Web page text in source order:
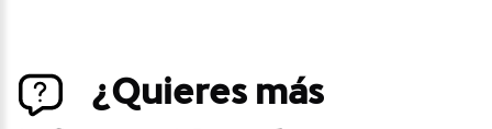
¿Quieres más